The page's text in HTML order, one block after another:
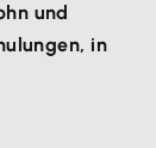
und
in